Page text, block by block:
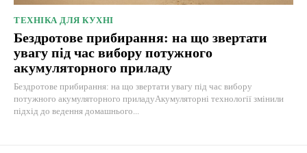
ТЕХНІКА ДЛЯ КУХНІ
Бездротове прибирання: на що звертати
увагу під час вибору потужного
акумуляторного приладу
Бездротове прибирання: на що звертати увагу під час вибору
потужного акумуляторного приладуАкумуляторні технології змінили
підхід до ведення домашнього...